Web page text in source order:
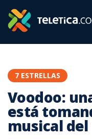
7 ESTRELLAS
Voodoo:
está
musical del